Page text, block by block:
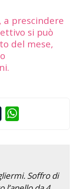
a prescindere
si può
del mese,
Tumblr
Soffro di